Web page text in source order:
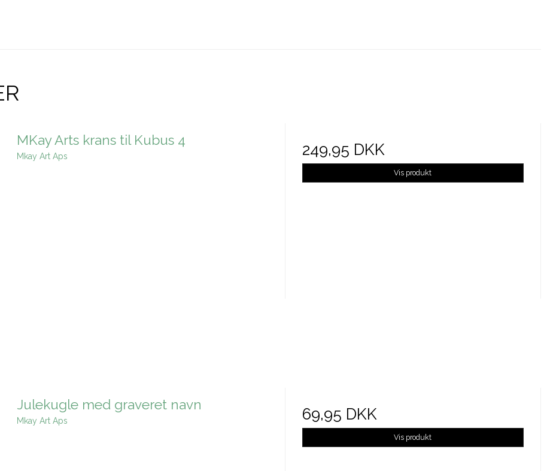
MKay Arts krans til Kubus 4
Mkay Art Aps 249,95 DKK
Vis produkt
Julekugle med graveret navn
Mkay Art Aps 69,95 DKK
Vis produkt